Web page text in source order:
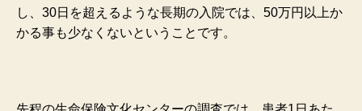
し、30日を超えるような長期の入院では、50万円以上か
かる事も少なくないということです。